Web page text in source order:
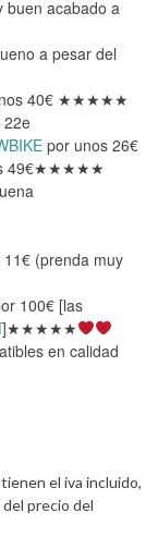
buen acabado a
a pesar del
40€ ★★★★★
22e
por unos 26€
49€★★★★★
(prenda muy
100€ [las
]★★★★★
en calidad
el iva incluido,
precio del